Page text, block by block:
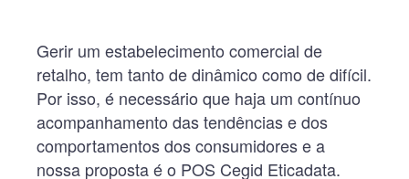
Gerir um estabelecimento comercial de
retalho, tem tanto de dinâmico como de difícil.
Por isso, é necessário que haja um contínuo
acompanhamento das tendências e dos
comportamentos dos consumidores e a
nossa proposta é o POS Cegid Eticadata.